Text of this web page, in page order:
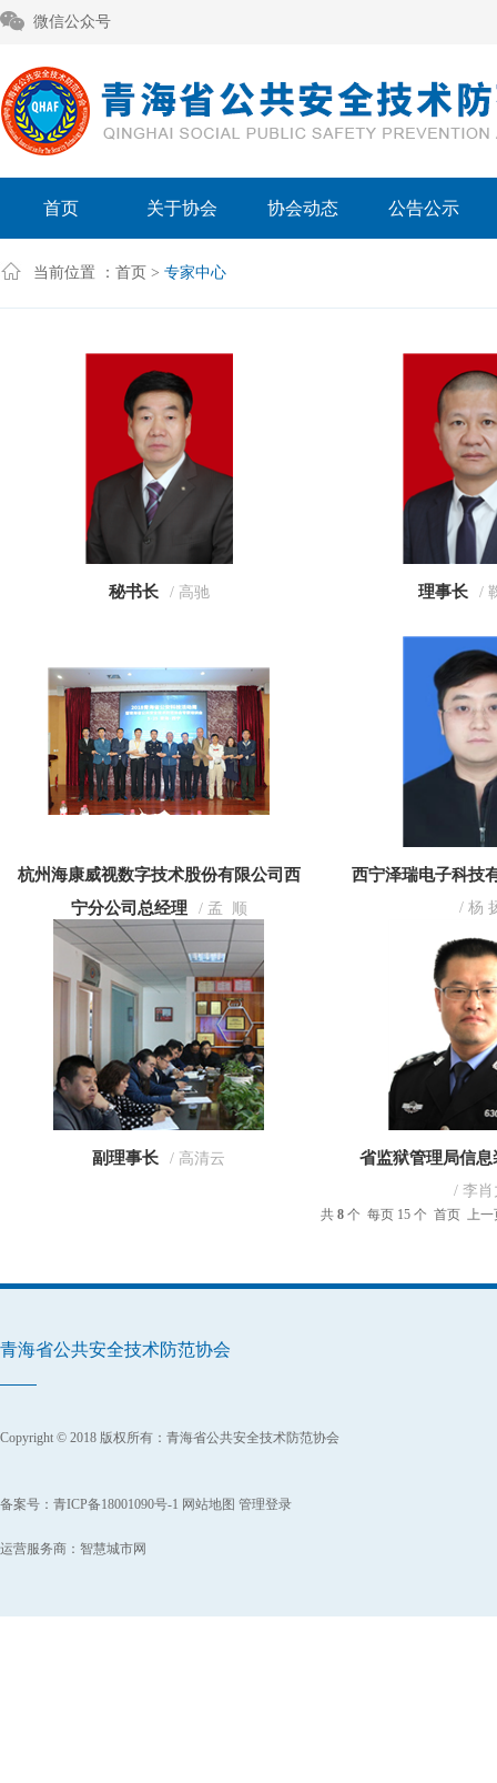
微信公众号
首页 关于协会 协会动态 公告公示
当前位置 ： 首页 > 专家中心
秘书长 / 高驰 理事长 /
杭州海康威视数字技术股份有限公司西
宁分公司总经理
/ 孟 顺
西宁泽瑞电子科技
/ 杨
副理事长 / 高清云 省监狱管理局信
/ 李肖
共 8 个 每页 15 个 首页 上一
青海省公共安全技术防范协会
Copyright © 2018 版权所有：青海省公共安全技术防范协会
备案号： 青ICP备18001090号-1 网站地图 管理登录
运营服务商： 智慧城市网